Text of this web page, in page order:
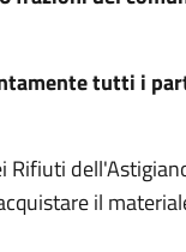
tutti i
Rifiuti
il